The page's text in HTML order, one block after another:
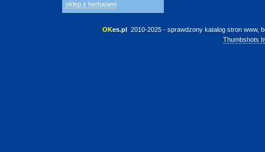
sklep z herbatami
OKes.pl 2010-2025 - sprawdzony katalog stron www,
Thumbshots